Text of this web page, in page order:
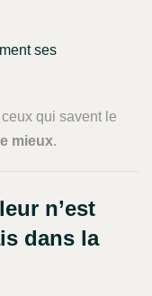
ses
qui savent le
mieux.
n’est
dans la